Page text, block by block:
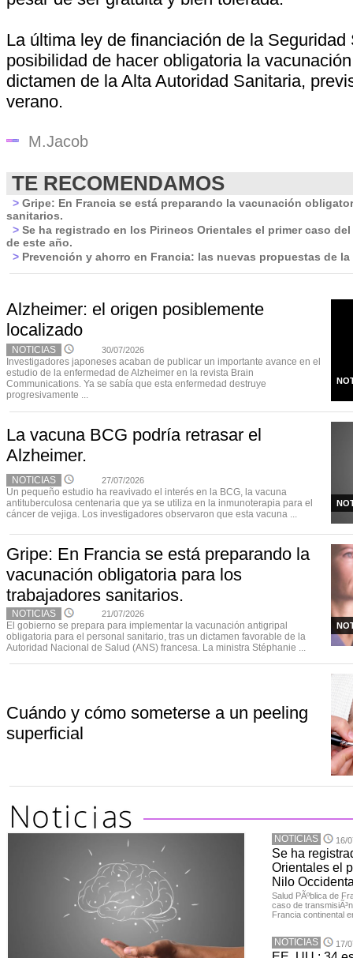
La última ley de financiación de la Seguridad
posibilidad de hacer obligatoria la
dictamen de la Alta Autoridad Sanitaria,
verano.
M.Jacob
TE RECOMENDAMOS
> Gripe: En Francia se está preparando la vacunación
sanitarios.
> Se ha registrado en los Pirineos Orientales el primer caso
de este año.
> Prevención y ahorro en Francia: las nuevas propuestas de la
Alzheimer: el origen posiblemente
localizado
NOTICIAS 30/07/2026
Investigadores japoneses acaban de publicar un importante avance en el
estudio de la enfermedad de Alzheimer en la revista Brain
Communications. Ya se sabía que esta enfermedad destruye
progresivamente ...
La vacuna BCG podría retrasar el
Alzheimer.
NOTICIAS 27/07/2026
Un pequeño estudio ha reavivado el interés en la BCG, la vacuna
antituberculosa centenaria que ya se utiliza en la inmunoterapia para el
cáncer de vejiga. Los investigadores observaron que esta vacuna ...
Gripe: En Francia se está preparando la
vacunación obligatoria para los
trabajadores sanitarios.
NOTICIAS 21/07/2026
El gobierno se prepara para implementar la vacunación antigripal
obligatoria para el personal sanitario, tras un dictamen favorable de la
Autoridad Nacional de Salud (ANS) francesa. La ministra Stéphanie ...
Cuándo y cómo someterse a un peeling
superficial
NOTICIAS 16/
Se ha
Orientales el
Nilo
Salud PÃºblica de
caso de
Francia continental
NOTICIAS 17/